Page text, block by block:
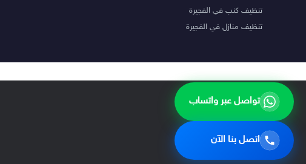
تنظيف كنب في الفجيرة
تنظيف منازل في الفجيرة
تواصل عبر واتساب
اتصل بنا الآن